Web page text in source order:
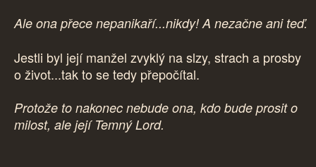
Ale ona přece nepanikaří...nikdy! A nezačne ani teď.
Jestli byl její manžel zvyklý na slzy, strach a prosby
o život...tak to se tedy přepočítal.
Protože to nakonec nebude ona, kdo bude prosit o
milost, ale její Temný Lord.